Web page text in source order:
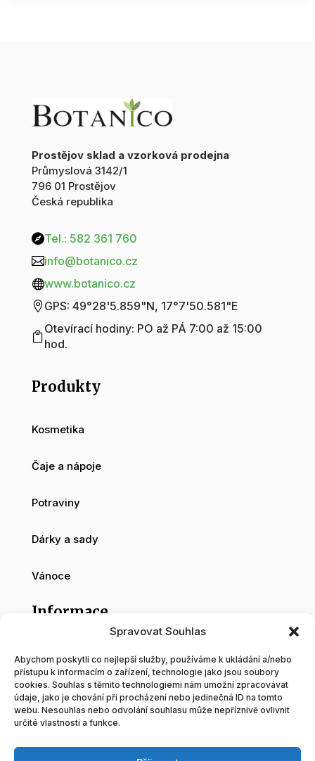
Spravovat Souhlas
Abychom poskytli co nejlepší služby, používáme k ukládání a/nebo
přístupu k informacím o zařízení, technologie jako jsou soubory
cookies. Souhlas s těmito technologiemi nám umožní zpracovávat
údaje, jako je chování při procházení nebo jedinečná ID na tomto
webu. Nesouhlas nebo odvolání souhlasu může nepříznivě ovlivnit
určité vlastnosti a funkce.
Prostějov sklad a vzorková prodejna
Průmyslová 3142/1
796 01 Prostějov
Česká republika
Tel.: 582 361 760
info@botanico.cz
www.botanico.cz
GPS: 49°28'5.859"N, 17°7'50.581"E

Otevírací hodiny: PO až PÁ 7:00 až 15:00
hod.
Produkty
Kosmetika
Čaje a nápoje
Potraviny
Dárky a sady
Vánoce
Informace
O nás
Velkoobchod
Blog